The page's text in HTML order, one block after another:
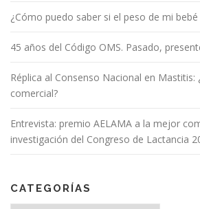
¿Cómo puedo saber si el peso de mi
45 años del Código OMS. Pasado,
Réplica al Consenso Nacional en Mastitis:
comercial?
Entrevista: premio AELAMA a la mejor
investigación del Congreso de Lactancia
CATEGORÍAS